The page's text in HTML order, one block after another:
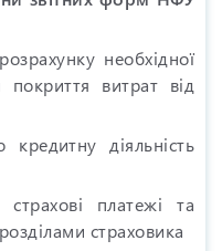
необхідної
витрат від
діяльність
платежі та
страховика